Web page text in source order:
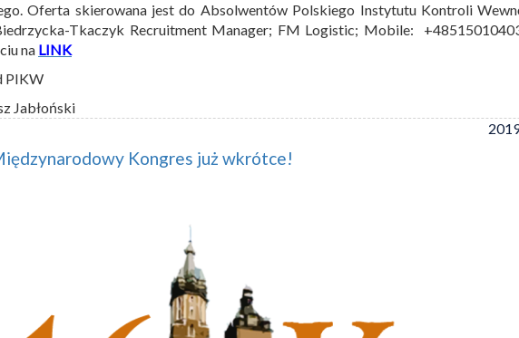
Oferta skierowana jest do Absolwentów Polskiego Instytutu Kontroli
Tkaczyk Recruitment Manager; FM Logistic; Mobile:
na LINK
PIKW
Jabłoński
Kongres już wkrótce!